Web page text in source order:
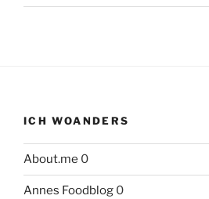
ICH WOANDERS
About.me 0
Annes Foodblog 0